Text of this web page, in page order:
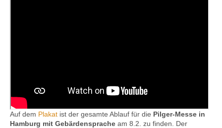
Auf dem Plakat ist der gesamte Ablauf für die Pilger-Messe in
Hamburg mit Gebärdensprache am 8.2. zu finden. Der